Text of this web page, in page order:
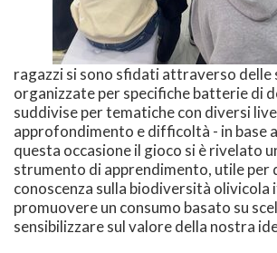
ragazzi si sono sfidati attraverso delle
organizzate per specifiche batterie di
suddivise per tematiche con diversi
approfondimento e difficoltà - in base
questa occasione il gioco si è rivelato
strumento di apprendimento, utile per
conoscenza sulla biodiversità olivicola
promuovere un consumo basato su
sensibilizzare sul valore della nostra